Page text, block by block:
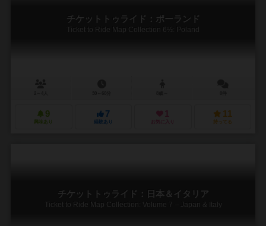
チケットトゥライド：ポーランド
Ticket to Ride Map Collection 6½: Poland
9
興味あり
7
経験あり
1
お気に入り
11
持ってる
チケットトゥライド：日本＆イタリア
Ticket to Ride Map Collection: Volume 7 – Japan & Italy